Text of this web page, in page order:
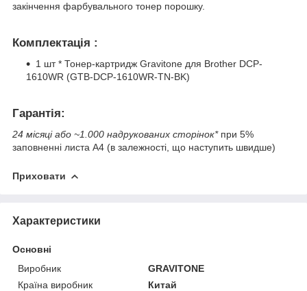
закінчення фарбувального тонер порошку.
Комплектація :
1 шт * Тонер-картридж Gravitone для Brother DCP-
1610WR (GTB-DCP-1610WR-TN-BK)
Гарантія:
24 місяці або ~1.000 надрукованих сторінок*при 5%
заповненні листа А4 (в залежності, що наступить швидше)
Приховати
Характеристики
Основні
Виробник
GRAVITONE
Країна виробник
Китай